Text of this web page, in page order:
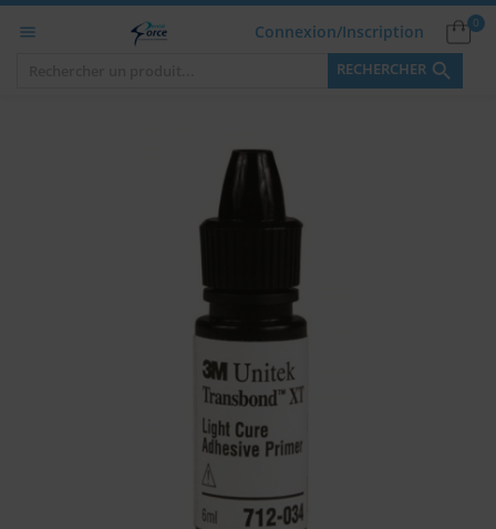
 0
Connexion/Inscription
RECHERCHER 